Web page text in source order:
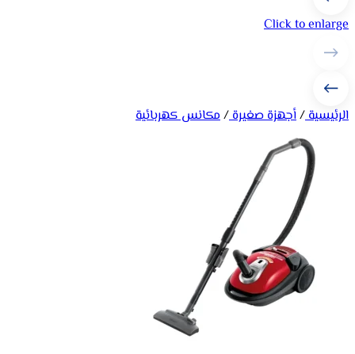
Click to enlarge
الرئيسية/أجهزة صغيرة/مكانس كهربائية